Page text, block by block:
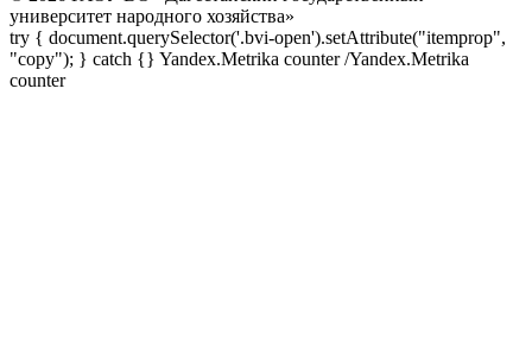
университет народного хозяйства»
try { document.querySelector('.bvi-open').setAttribute("itemprop",
"copy"); } catch {} Yandex.Metrika counter/Yandex.Metrika
counter